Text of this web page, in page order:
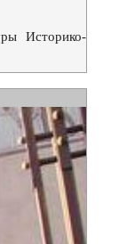
Историко-